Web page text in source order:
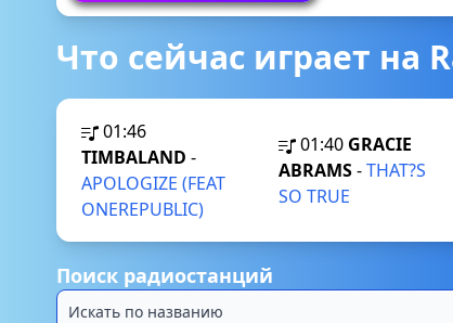
Что сейчас играет на
01:46
TIMBALAND -
APOLOGIZE (FEAT
ONEREPUBLIC)
01:40 GRACIE
ABRAMS-THAT?S
SO TRUE
Поиск радиостанций